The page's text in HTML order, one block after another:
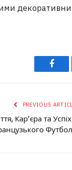
PREVIOUS
Кар’єра та